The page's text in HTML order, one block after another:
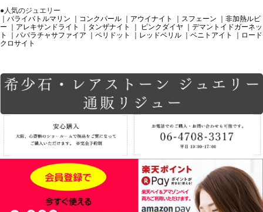
●人気のジュエリー
｜パライバトルマリン
｜コンクパール ｜アウイナイト ｜スフェーン
｜非加熱ルビ
ー
｜アレキサンドライト ｜タンザナイト ｜ ピンクダイヤ
｜デマントイドガーネッ
ト
｜パパラチャサファイア ｜ペリドット ｜レッドベリル ｜ベニトアイト
｜ロード
クロサイト